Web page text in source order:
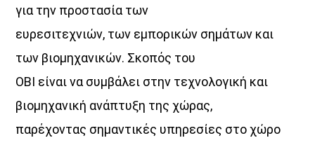
για την προστασία των
ευρεσιτεχνιών, των εμπορικών σημάτων και
των βιομηχανικών. Σκοπός του
ΟΒΙ είναι να συμβάλει στην τεχνολογική και
βιομηχανική ανάπτυξη της χώρας,
παρέχοντας σημαντικές υπηρεσίες στο χώρο